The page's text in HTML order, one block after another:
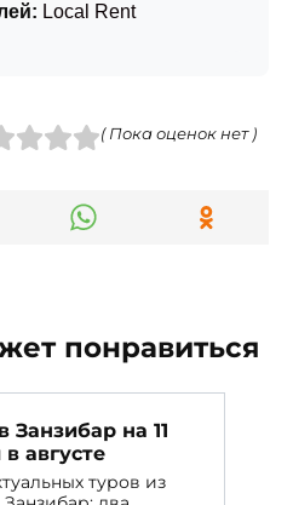
Local Rent
( Пока оценок нет )
понравиться
Занзибар на 11
августе
туров из